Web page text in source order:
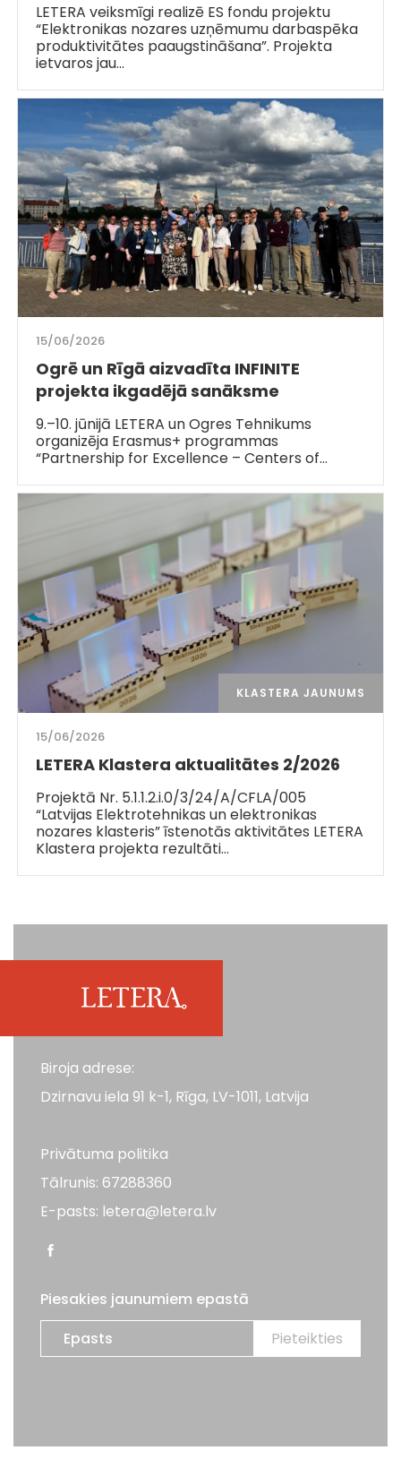
LETERA veiksmīgi realizē ES fondu projektu
“Elektronikas nozares uzņēmumu darbaspēka
produktivitātes paaugstināšana”. Projekta
ietvaros jau…
15/06/2026
Ogrē un Rīgā aizvadīta INFINITE
projekta ikgadējā sanāksme
9.–10. jūnijā LETERA un Ogres Tehnikums
organizēja Erasmus+ programmas
“Partnership for Excellence – Centers of…
KLASTERA JAUNUMS
15/06/2026
LETERA Klastera aktualitātes 2/2026
Projektā Nr. 5.1.1.2.i.0/3/24/A/CFLA/005
“Latvijas Elektrotehnikas un elektronikas
nozares klasteris” īstenotās aktivitātes LETERA
Klastera projekta rezultāti…
Biroja adrese:
Dzirnavu iela 91 k-1, Rīga, LV-1011, Latvija
Privātuma politika
Tālrunis: 67288360
E-pasts: letera@letera.lv
Piesakies jaunumiem epastā